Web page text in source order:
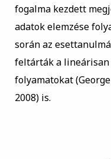
fogalma kezdett
adatok elemzése
során az
feltárták a lineárisan
folyamatokat
2008) is.